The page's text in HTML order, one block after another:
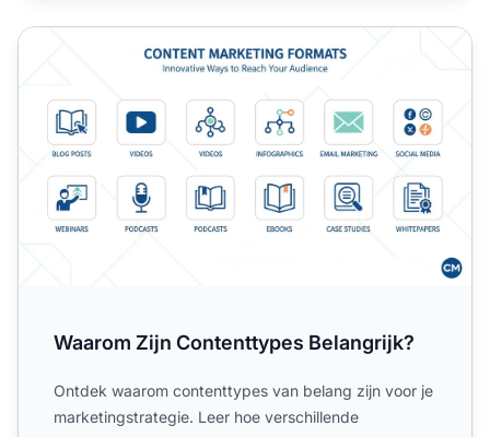
Waarom Zijn Contenttypes Belangrijk?
Waarom Zijn Contenttypes Belangrijk?
Ontdek waarom contenttypes van belang zijn voor je
marketingstrategie. Leer hoe verschillende